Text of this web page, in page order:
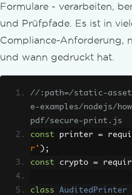
Formulare - verarbeiten,
und Prüfpfade. Es ist in
Compliance-Anforderung,
und wann gedruckt hat.
//:path=/static-
e-examples/nodejs/
pdf/secure-print.js
const printer =
r' );
const crypto =
class AuditedPrinter